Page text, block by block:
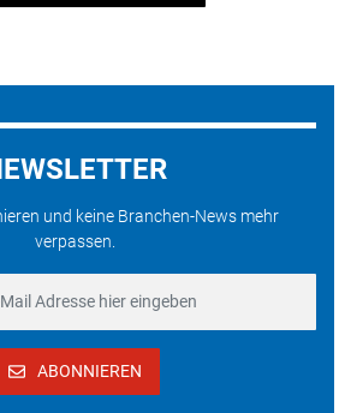
und keine Branchen-News mehr
verpassen.
ABONNIEREN